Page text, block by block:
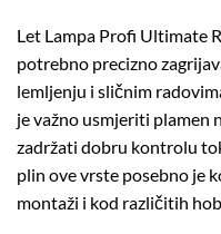
Let Lampa Profi Ultimate
potrebno precizno
lemljenju i sličnim
je važno usmjeriti plamen
zadržati dobru kontrolu
plin ove vrste posebno je
montaži i kod različitih